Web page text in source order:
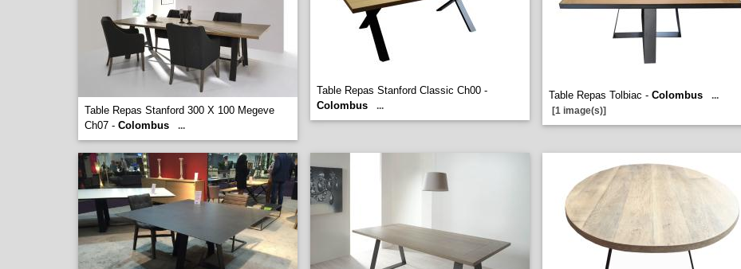
Table Repas Stanford 300 X 100 Megeve
Ch07 - Colombus ...
Table Repas Stanford Classic Ch00 -
Colombus
...
Table Repas Tolbiac - Colombus
...
[1 image(s)]